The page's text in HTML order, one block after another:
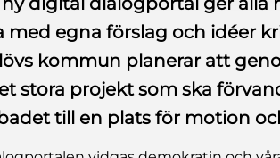
med egna förslag och idéer
kommun planerar att
stora projekt som ska
till en plats för motion